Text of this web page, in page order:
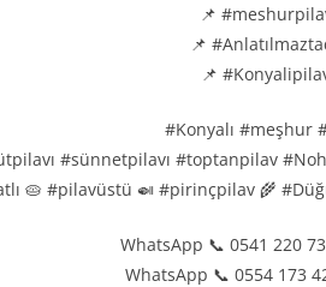
📌
📌
📌
#Konyalı #meşhur
#sünnetpilavı #toptanpilav
🥧 #pilavüstü 🍛 #pirinçpilav 🌾
WhatsApp 📞 0541 220
WhatsApp 📞 0554 173